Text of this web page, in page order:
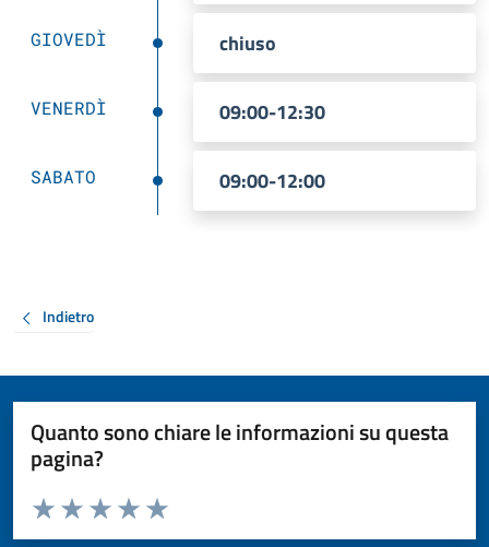
GIOVEDÌ chiuso
VENERDÌ 09:00-12:30
SABATO 09:00-12:00
Indietro
Quanto sono chiare le informazioni su questa
pagina?
Valuta da 1 a 5 stelle la pagina
Valuta 5 stelle su 5
Valuta 4 stelle su 5
Valuta 3 stelle su 5
Valuta 2 stelle su 5
Valuta 1 stelle su 5